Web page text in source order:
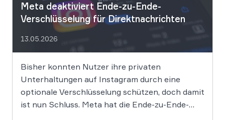
Meta deaktiviert Ende-zu-Ende-
Verschlüsselung für Direktnachrichten
13.05.2026
Bisher konnten Nutzer ihre privaten
Unterhaltungen auf Instagram durch eine
optionale Verschlüsselung schützen, doch damit
ist nun Schluss. Meta hat die Ende-zu-Ende-